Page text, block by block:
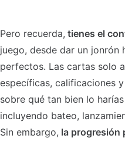
Pero recuerda, tienes el
juego, desde dar un jonrón
perfectos. Las cartas solo
específicas, calificaciones
sobre qué tan bien lo
incluyendo bateo,
Sin embargo, la progresión